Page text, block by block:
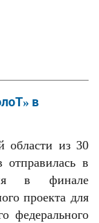
в
области из 30
отправилась в
в финале
проекта для
федерального